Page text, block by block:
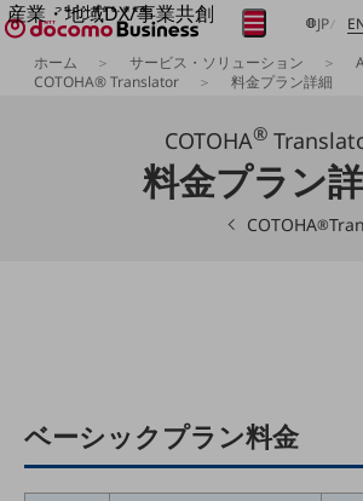
産業・地域DX/事業共創
OPEN HUB for Plural Futures
自律・分散・協調型社会の実現を目指し、
OPEN HUB for Plural Futuresとは
プレイヤー(カタリスト/パートナー企業)
Smart Worksite
生成AI(Generative AI)
地域の取り組み
JP日本
メニュー
開く
ホーム サービス・ソリューション
COTOHA® Translator
料金プラン詳細
COTOHA®
料金プラン
COTOHA®
ベーシックプラン料金